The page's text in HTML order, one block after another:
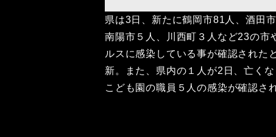
県は3日、新たに鶴岡市81人、酒田
南陽市５人、川西町３人など23の市
ルスに感染している事が確認された
新。また、県内の１人が2日、亡く
こども園の職員５人の感染が確認さ